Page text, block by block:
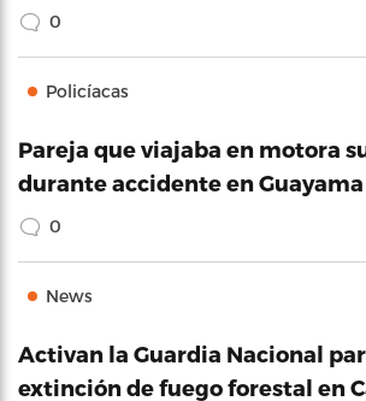
0
Policíacas
Pareja que viajaba en motora
durante accidente en Guayama
0
News
Activan la Guardia Nacional
extinción de fuego forestal en